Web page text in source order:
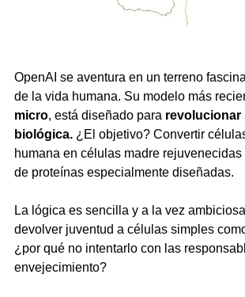
OpenAI se aventura en un terreno
de la vida humana. Su modelo más
micro, está diseñado para revolucionar
biológica. ¿El objetivo? Convertir
humana en células madre
de proteínas especialmente diseñadas.
La lógica es sencilla y a la vez
devolver juventud a células simples
¿por qué no intentarlo con las
envejecimiento?